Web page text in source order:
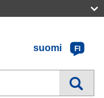
suomi
FI